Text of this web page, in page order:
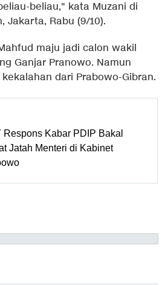
beliau," kata Muzani di
Jakarta, Rabu (9/10).
maju jadi calon wakil
Ganjar Pranowo. Namun
dari Prabowo-Gibran.
Respons Kabar PDIP Bakal
Jatah Menteri di Kabinet